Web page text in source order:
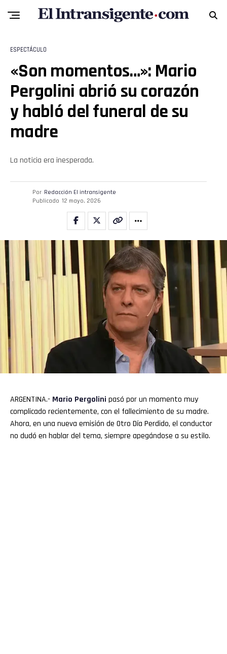
ESPECTÁCULO
«Son momentos…»: Mario
Pergolini abrió su corazón
y habló del funeral de su
madre
La noticia era inesperada.
Por Redacción El intransigente
Publicado 12 mayo, 2026
ARGENTINA.- Mario Pergolini pasó por un momento muy
complicado recientemente, con el fallecimiento de su madre.
Ahora, en una nueva emisión de Otro Día Perdido, el conductor
no dudó en hablar del tema, siempre apegándose a su estilo.
Whatsapp